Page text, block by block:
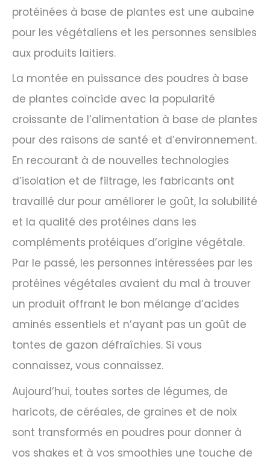
protéinées à base de plantes est une aubaine
pour les végétaliens et les personnes sensibles
aux produits laitiers.
La montée en puissance des poudres à base
de plantes coïncide avec la popularité
croissante de l’alimentation à base de plantes
pour des raisons de santé et d’environnement.
En recourant à de nouvelles technologies
d’isolation et de filtrage, les fabricants ont
travaillé dur pour améliorer le goût, la solubilité
et la qualité des protéines dans les
compléments protéiques d’origine végétale.
Par le passé, les personnes intéressées par les
protéines végétales avaient du mal à trouver
un produit offrant le bon mélange d’acides
aminés essentiels et n’ayant pas un goût de
tontes de gazon défraîchies. Si vous
connaissez, vous connaissez.
Aujourd’hui, toutes sortes de légumes, de
haricots, de céréales, de graines et de noix
sont transformés en poudres pour donner à
vos shakes et à vos smoothies une touche de